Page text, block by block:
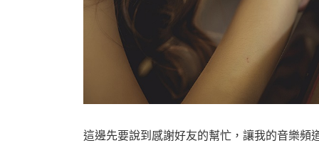
這邊先要說到感謝好友的幫忙，讓我的音樂頻